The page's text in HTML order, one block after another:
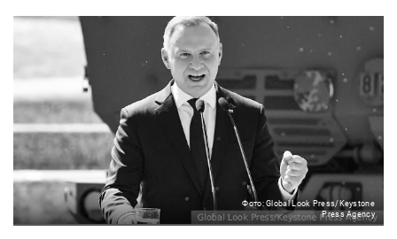
Фото: Global Look Press/Keystone
Press Agency